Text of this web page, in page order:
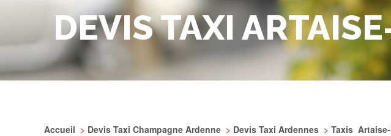
DEVIS TAXI
Accueil > Devis Taxi Champagne Ardenne > Devis Taxi Ardennes > Taxis